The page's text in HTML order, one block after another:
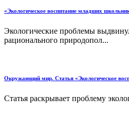
«Экологическое воспитание младших
Экологические проблемы
рационального природопол...
Окружающий мир. Статья «Экологическое
Статья раскрывает проблему